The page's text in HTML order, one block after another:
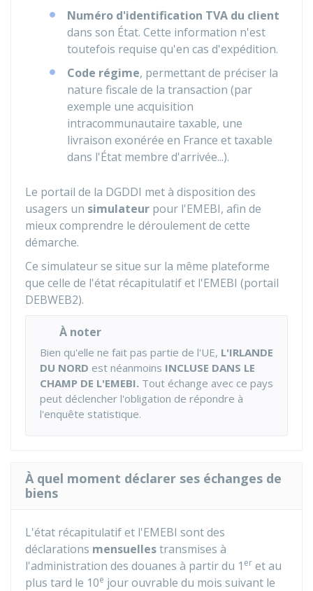
Numéro d'identification TVA du client
dans son État. Cette information n'est
toutefois requise qu'en cas d'expédition.
Code régime, permettant de préciser la
nature fiscale de la transaction (par
exemple une acquisition
intracommunautaire taxable, une
livraison exonérée en France et taxable
dans l'État membre d'arrivée...).
Le portail de la DGDDI met à disposition des
usagers un simulateur pour l'EMEBI, afin de
mieux comprendre le déroulement de cette
démarche.
Ce simulateur se situe sur la même plateforme
que celle de l'état récapitulatif et l'EMEBI (portail
DEBWEB2).
À noter
Bien qu'elle ne fait pas partie de l'UE, L'IRLANDE
DU NORD est néanmoins INCLUSE DANS LE
CHAMP DE L'EMEBI. Tout échange avec ce pays
peut déclencher l'obligation de répondre à
l'enquête statistique.
À quel moment déclarer ses échanges de
biens
L'état récapitulatif et l'EMEBI sont des
déclarations mensuellestransmises à
l'administration des douanes à partir du 1 er et au
plus tard le 10e jour ouvrable du mois suivant le